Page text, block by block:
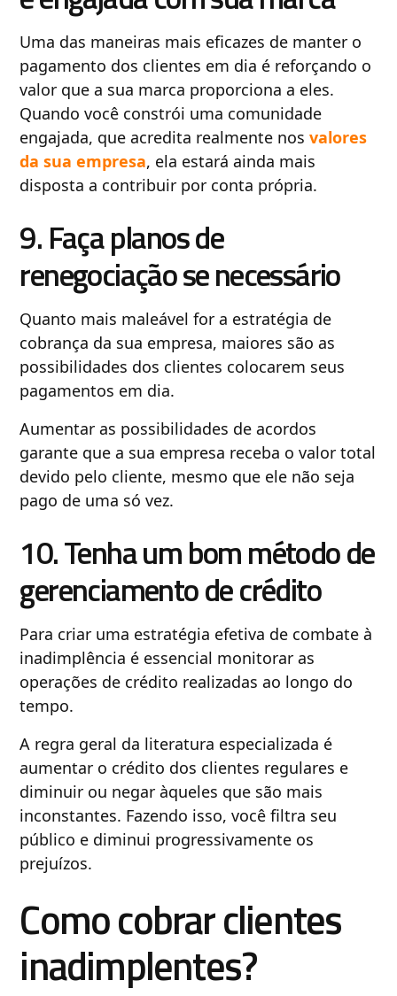
Uma das maneiras mais eficazes de manter o
pagamento dos clientes em dia é reforçando o
valor que a sua marca proporciona a eles.
Quando você constrói uma comunidade
engajada, que acredita realmente nosvalores
da sua empresa, ela estará ainda mais
disposta a contribuir por conta própria.
9. Faça planos de
renegociação se necessário
Quanto mais maleável for a estratégia de
cobrança da sua empresa, maiores são as
possibilidades dos clientes colocarem seus
pagamentos em dia.
Aumentar as possibilidades de acordos
garante que a sua empresa receba o valor total
devido pelo cliente, mesmo que ele não seja
pago de uma só vez.
10. Tenha um bom método de
gerenciamento de crédito
Para criar uma estratégia efetiva de combate à
inadimplência é essencial monitorar as
operações de crédito realizadas ao longo do
tempo.
A regra geral da literatura especializada é
aumentar o crédito dos clientes regulares e
diminuir ou negar àqueles que são mais
inconstantes. Fazendo isso, você filtra seu
público e diminui progressivamente os
prejuízos.
Como cobrar clientes
inadimplentes?